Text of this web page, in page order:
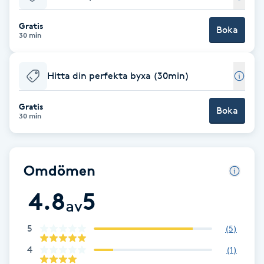
Babylights
Balayage
Barber
Bottenfärg
Gratis
30 min Boka
Hitta din perfekta byxa (30min)
Gratis
30 min Boka
Omdömen
4.8av5
5 (5)
4 (1)